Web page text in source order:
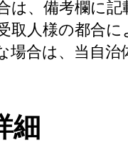
は、備考欄に
取人様の都合
場合は、当自
細